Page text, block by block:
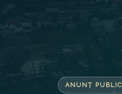
ANUNȚ PUBLIC